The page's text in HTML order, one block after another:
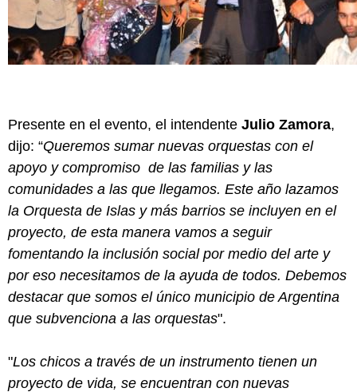
Presente en el evento, el intendente Julio Zamora,
dijo: “Queremos sumar nuevas orquestas con el
apoyo y compromiso de las familias y las
comunidades a las que llegamos. Este año lazamos
la Orquesta de Islas y más barrios se incluyen en el
proyecto, de esta manera vamos a seguir
fomentando la inclusión social por medio del arte y
por eso necesitamos de la ayuda de todos. Debemos
destacar que somos el único municipio de Argentina
que subvenciona a las orquestas".
"Los chicos a través de un instrumento tienen un
proyecto de vida, se encuentran con nuevas